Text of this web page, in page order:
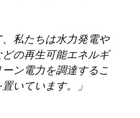
私たちは水力発電や
の再生可能エネルギ
ン電力を調達するこ
いています。」